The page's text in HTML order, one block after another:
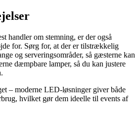
handler om stemning, er der også
for. Sørg for, at der er tilstrækkelig
og serveringsområder, så gæsterne kan
dæmpbare lamper, så du kan justere
– moderne LED-løsninger giver både
hvilket gør dem ideelle til events af